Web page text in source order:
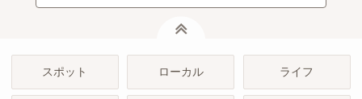
スポット ローカル ライフ